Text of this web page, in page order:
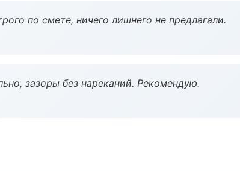
по смете, ничего лишнего не предлагали.
зазоры без нареканий. Рекомендую.